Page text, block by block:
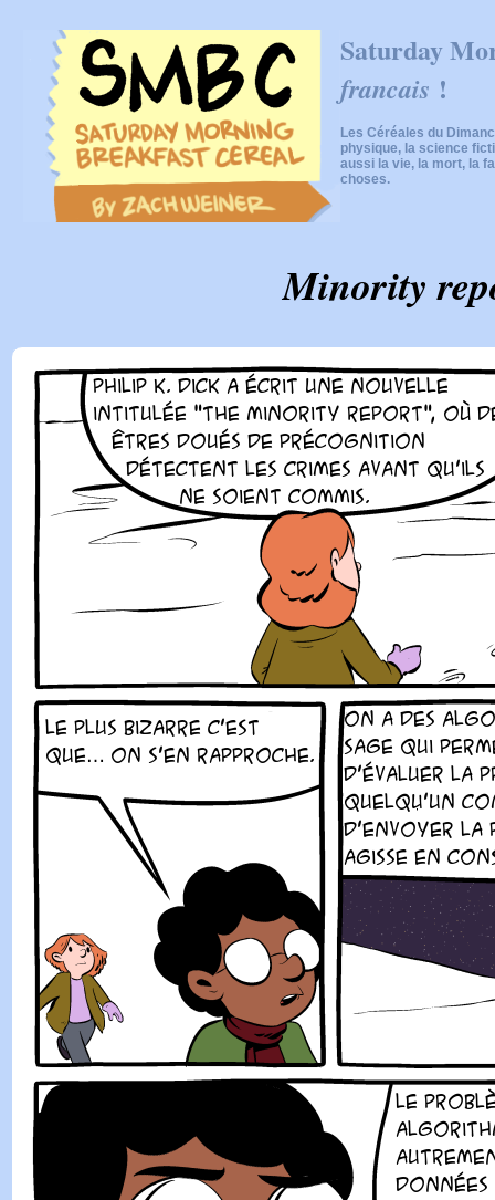
Saturday
francais !
Les Céréales du
physique, la science
aussi la vie, la mort, la
choses.
Minority